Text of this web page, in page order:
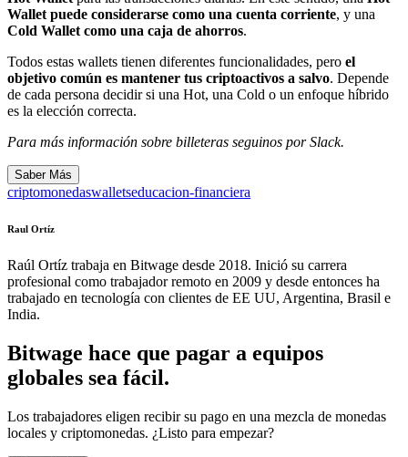
Wallet puede considerarse como una cuenta corriente, y una
Cold Wallet como una caja de ahorros.
Todos estas wallets tienen diferentes funcionalidades, pero el
objetivo común es mantener tus criptoactivos a salvo. Depende
de cada persona decidir si una Hot, una Cold o un enfoque híbrido
es la elección correcta.
Para más información sobre billeteras seguinos porSlack.
Saber Más
criptomonedaswalletseducacion-financiera
Raul Ortíz
Raúl Ortíz trabaja en Bitwage desde 2018. Inició su carrera
profesional como trabajador remoto en 2009 y desde entonces ha
trabajado en tecnología con clientes de EE UU, Argentina, Brasil e
India.
Bitwage hace que pagar a equipos
globales sea fácil.
Los trabajadores eligen recibir su pago en una mezcla de monedas
locales y criptomonedas. ¿Listo para empezar?